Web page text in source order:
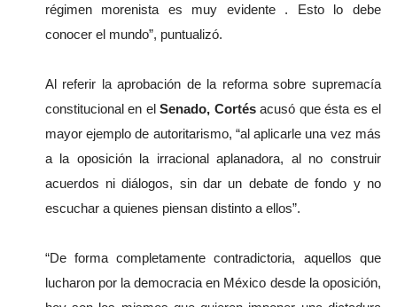
régimen morenista es muy evidente . Esto lo debe
conocer el mundo”, puntualizó.
Al referir la aprobación de la reforma sobre supremacía
constitucional en el Senado, Cortés acusó que ésta es el
mayor ejemplo de autoritarismo, “al aplicarle una vez más
a la oposición la irracional aplanadora, al no construir
acuerdos ni diálogos, sin dar un debate de fondo y no
escuchar a quienes piensan distinto a ellos”.
“De forma completamente contradictoria, aquellos que
lucharon por la democracia en México desde la oposición,